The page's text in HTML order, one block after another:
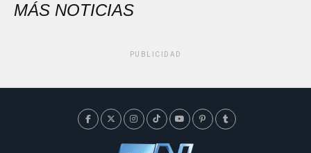
MÁS NOTICIAS
PUBLICIDAD